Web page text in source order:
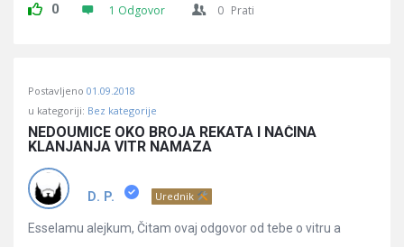
0 1 Odgovor 0 Prati
Postavljeno 01.09.2018
u kategoriji: Bez kategorije
NEDOUMICE OKO BROJA REKATA I NAČINA
KLANJANJA VITR NAMAZA
D. P. Urednik
Esselamu alejkum, Čitam ovaj odgovor od tebe o vitru a